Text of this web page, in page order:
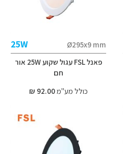
Ø295x9 mm
25W
פאנל FSL עגול שקוע 25W אור
חם
כולל מע"מ92.00 ₪